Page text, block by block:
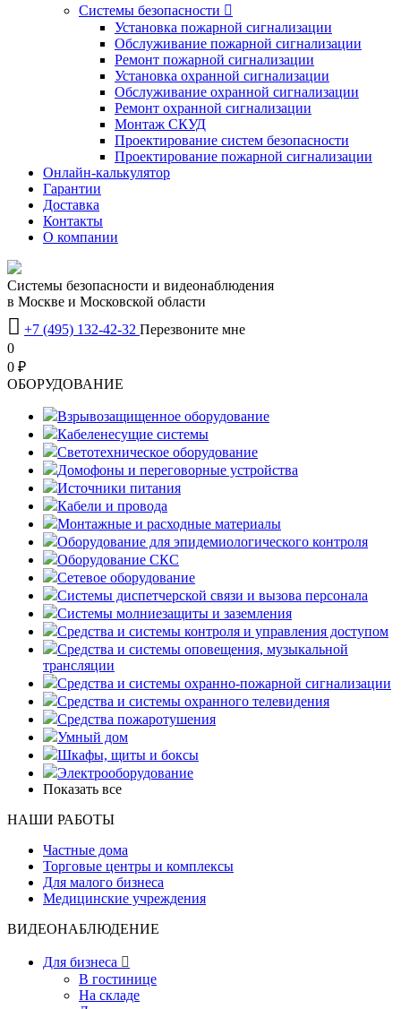
Системы безопасности 
Установка пожарной сигнализации
Обслуживание пожарной сигнализации
Ремонт пожарной сигнализации
Установка охранной сигнализации
Обслуживание охранной сигнализации
Ремонт охранной сигнализации
Монтаж СКУД
Проектирование систем безопасности
Проектирование пожарной сигнализации
Онлайн-калькулятор
Гарантии
Доставка
Контакты
О компании
Системы безопасности и видеонаблюдения
в Москве и Московской области
 +7 (495) 132-42-32 Перезвоните мне
0
0 ₽
OБОРУДОВАНИЕ
Взрывозащищенное оборудование
Кабеленесущие системы
Светотехническое оборудование
Домофоны и переговорные устройства
Источники питания
Кабели и провода
Монтажные и расходные материалы
Оборудование для эпидемиологического контроля
Оборудование СКС
Сетевое оборудование
Системы диспетчерской связи и вызова персонала
Системы молниезащиты и заземления
Средства и системы контроля и управления доступом
Средства и системы оповещения, музыкальной
трансляции
Средства и системы охранно-пожарной сигнализации
Средства и системы охранного телевидения
Средства пожаротушения
Умный дом
Шкафы, щиты и боксы
Электрооборудование
Показать все
НАШИ РАБОТЫ
Частные дома
Торговые центры и комплексы
Для малого бизнеса
Медицинские учреждения
ВИДЕОНАБЛЮДЕНИЕ
Для бизнеса 
В гостинице
На складе